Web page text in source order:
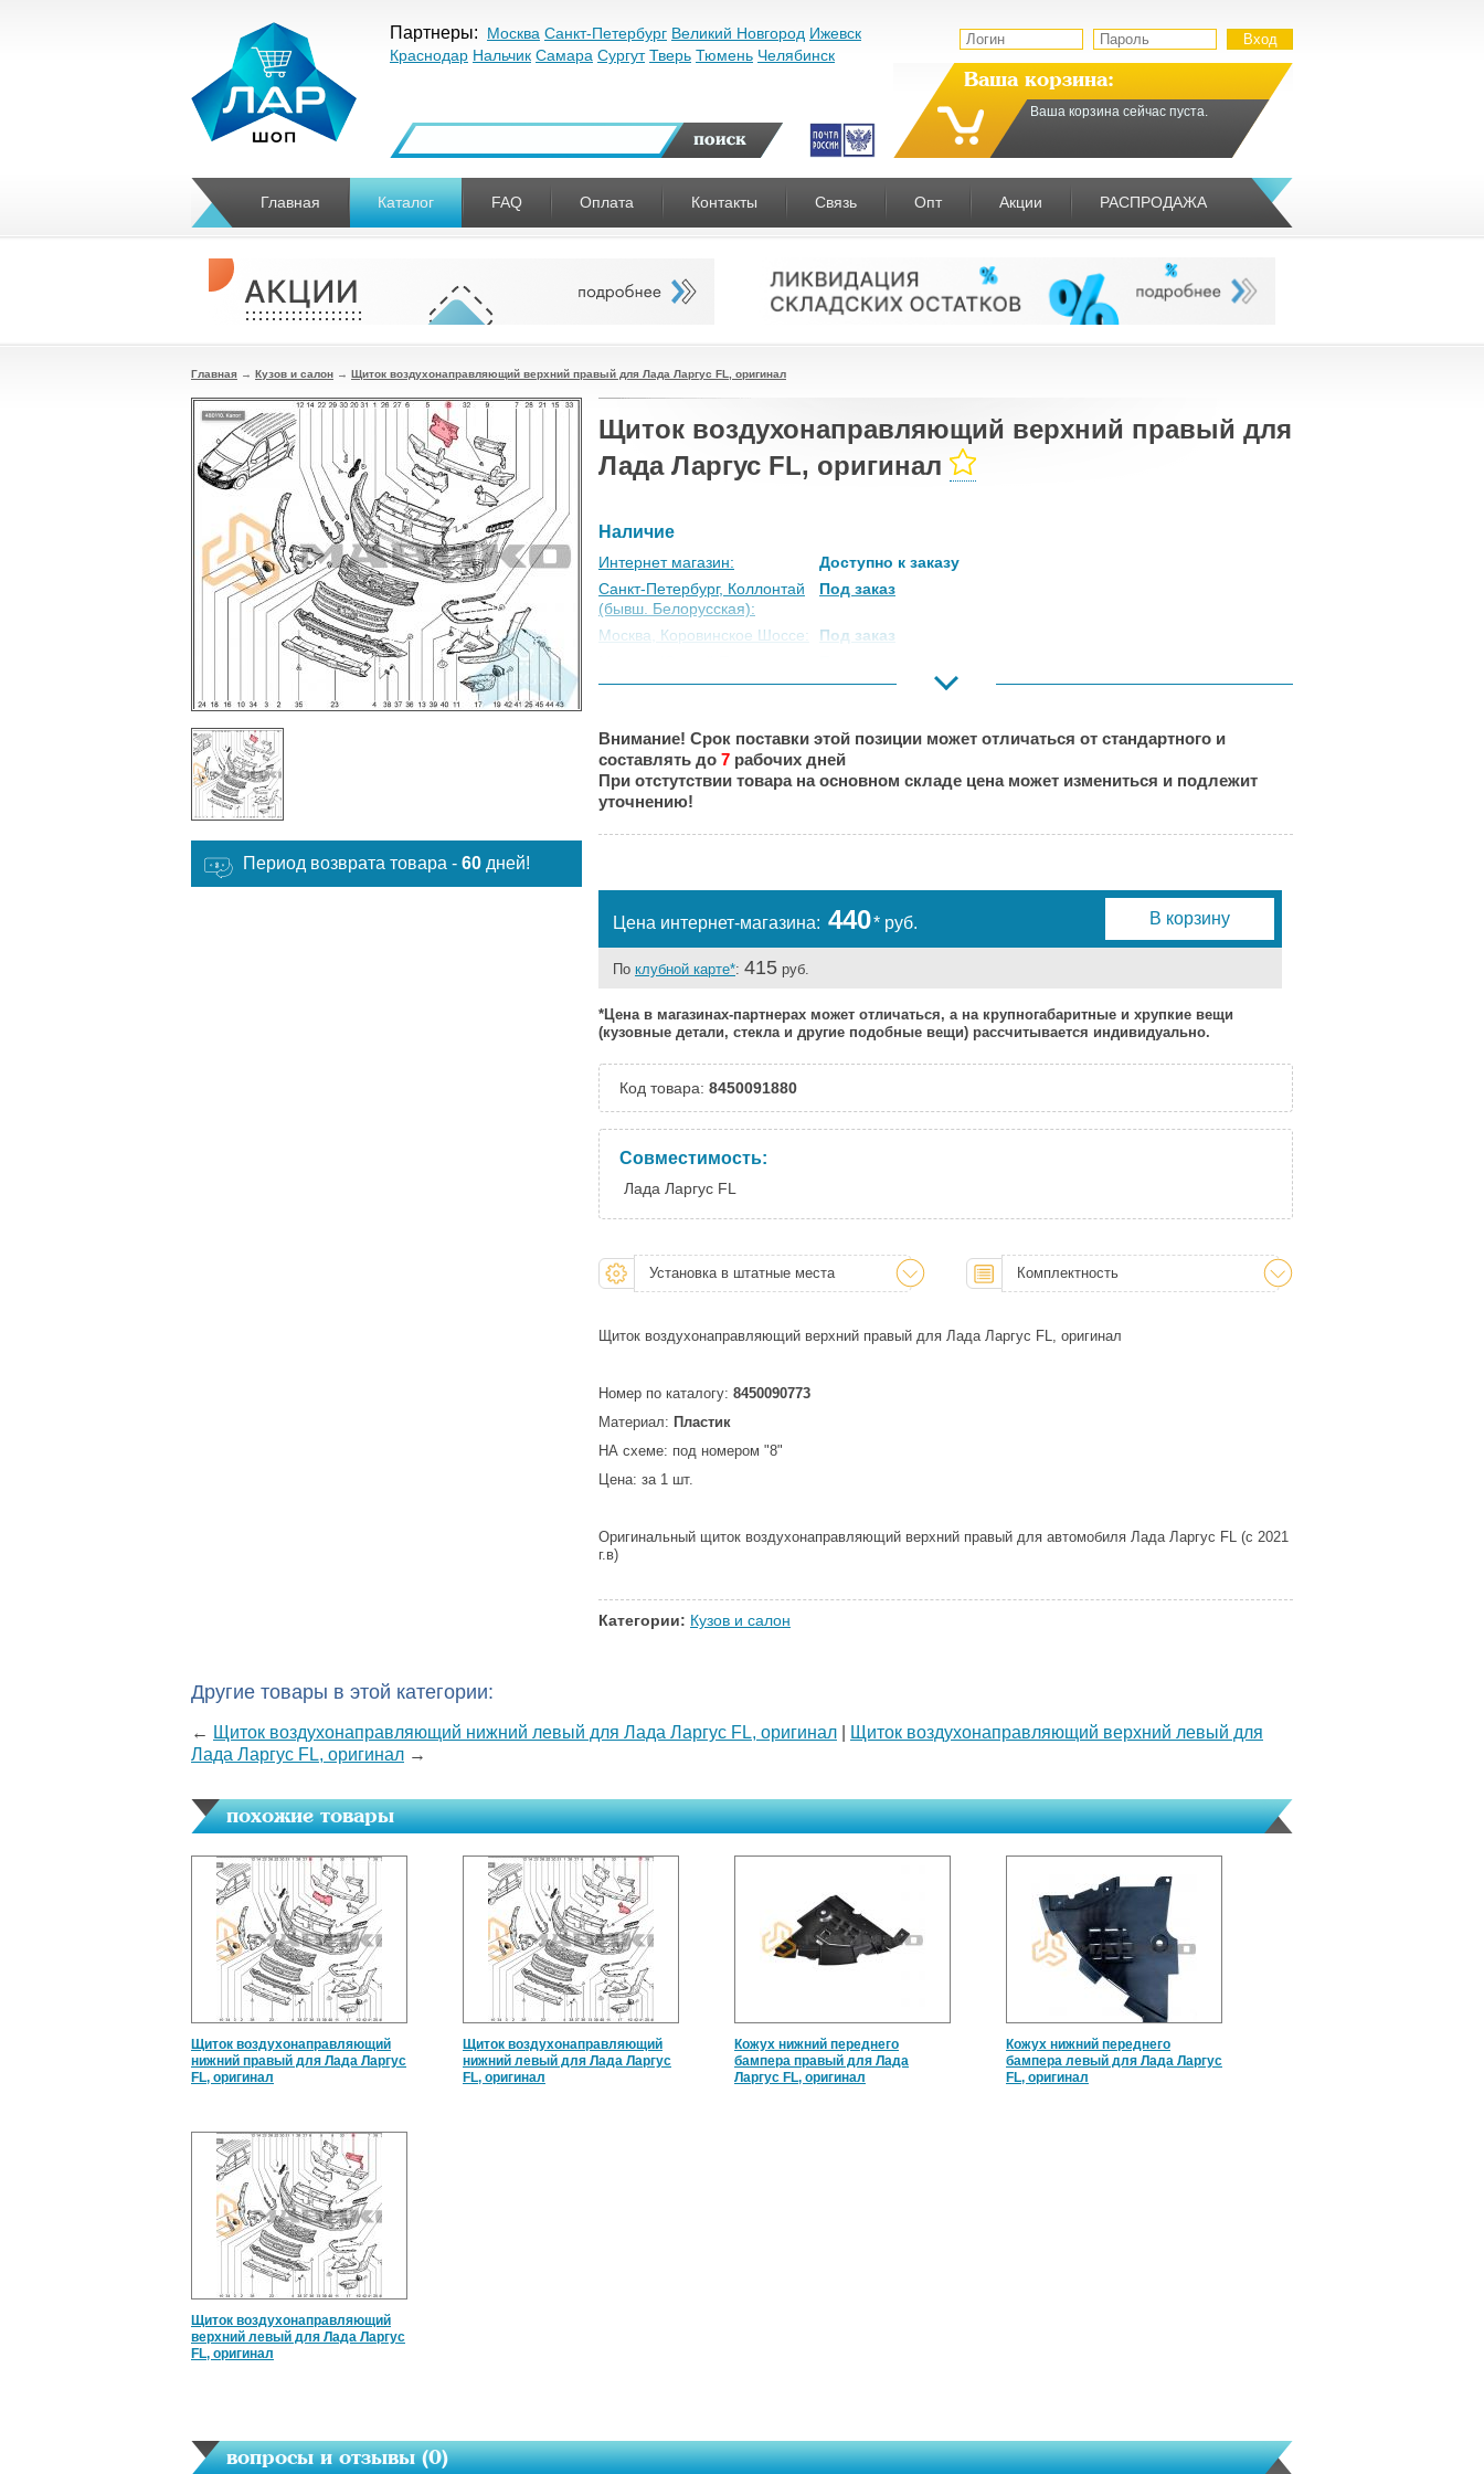
Партнеры: Москва Санкт-Петербург Великий Новгород Ижевск
Краснодар Нальчик Самара Сургут Тверь Тюмень Челябинск
Ваша корзина:
Ваша корзина сейчас пуста.
Главная Каталог FAQ Оплата Контакты Связь Опт Акции РАСПРОДАЖА
Главная → Кузов и салон → Щиток воздухонаправляющий верхний правый для Лада Ларгус FL, оригинал
Период возврата товара - 60 дней!
Щиток воздухонаправляющий верхний правый для
Лада Ларгус FL, оригинал
Наличие
Интернет магазин:
Доступно к заказу
Санкт-Петербург, Коллонтай
(бывш. Белорусская):
Под заказ
Москва, Коровинское Шоссе:
Под заказ
Великий Новгород:
Под заказ
Нальчик:
Под заказ
Самара:
Под заказ
Тверь:
Внимание! Срок поставки этой позиции может отличаться от стандартного и
составлять до 7 рабочих дней
При отстутствии товара на основном складе цена может измениться и подлежит
уточнению!
Цена интернет-магазина: 440* руб. В корзину
По клубной карте*: 415 руб.
*Цена в магазинах-партнерах может отличаться, а на крупногабаритные и хрупкие вещи
(кузовные детали, стекла и другие подобные вещи) рассчитывается индивидуально.
Код товара: 8450091880
Совместимость:
Лада Ларгус FL
Установка в штатные места Комплектность
Щиток воздухонаправляющий верхний правый для Лада Ларгус FL, оригинал
Номер по каталогу: 8450090773
Материал: Пластик
НА схеме: под номером "8"
Цена: за 1 шт.
Оригинальный щиток воздухонаправляющий верхний правый для автомобиля Лада Ларгус FL (с 2021
г.в)
Категории: Кузов и салон
Другие товары в этой категории:
← Щиток воздухонаправляющий нижний левый для Лада Ларгус FL, оригинал
Щиток воздухонаправляющий верхний левый для
Лада Ларгус FL, оригинал →
похожие товары
Щиток воздухонаправляющий
нижний правый для Лада Ларгус
FL, оригинал
Щиток воздухонаправляющий
нижний левый для Лада Ларгус
FL, оригинал
Кожух нижний переднего
бампера правый для Лада
Ларгус FL, оригинал
Кожух нижний переднего
бампера левый для Лада Ларгус
FL, оригинал
Щиток воздухонаправляющий
верхний левый для Лада Ларгус
FL, оригинал
вопросы и отзывы (0)